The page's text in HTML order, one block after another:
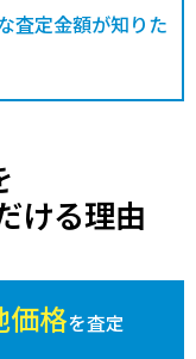
査定金額が知りた
ける理由
価格を査定